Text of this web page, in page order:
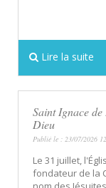
Lire la suite
Saint Ignace
Dieu
Publié le : 23/07/2026
Le 31 juillet,
fondateur de la